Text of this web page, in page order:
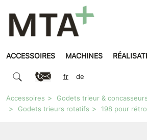
ACCESSOIRES MACHINES
fr de
Accessoires
Godets trieur & concasseurs
Godets trieurs rotatifs
198 pour